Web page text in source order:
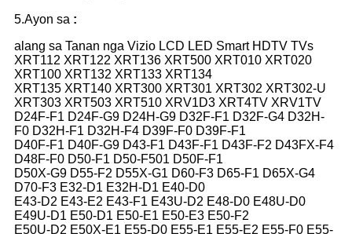
5.Ayon sa :
alang sa Tanan nga Vizio LCD LED Smart HDTV TVs
XRT112 XRT122 XRT136 XRT500 XRT010 XRT020
XRT100 XRT132 XRT133 XRT134
XRT135 XRT140 XRT300 XRT301 XRT302 XRT302-U
XRT303 XRT503 XRT510 XRV1D3 XRT4TV XRV1TV
D24F-F1 D24F-G9 D24H-G9 D32F-F1 D32F-G4 D32H-
F0 D32H-F1 D32H-F4 D39F-F0 D39F-F1
D40F-F1 D40F-G9 D43-F1 D43F-F1 D43F-F2 D43FX-F4
D48F-F0 D50-F1 D50-F501 D50F-F1
D50X-G9 D55-F2 D55X-G1 D60-F3 D65-F1 D65X-G4
D70-F3 E32-D1 E32H-D1 E40-D0
E43-D2 E43-E2 E43-F1 E43U-D2 E48-D0 E48U-D0
E49U-D1 E50-D1 E50-E1 E50-E3 E50-F2
E50U-D2 E50X-E1 E55-D0 E55-E1 E55-E2 E55-F0 E55-